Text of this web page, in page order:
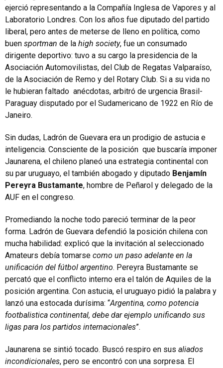
ejerció representando a la Compañía Inglesa de Vapores y al
Laboratorio Londres. Con los años fue diputado del partido
liberal, pero antes de meterse de lleno en política, como
buen sportman de la high society, fue un consumado
dirigente deportivo: tuvo a su cargo la presidencia de la
Asociación Automovilistas, del Club de Regatas Valparaíso,
de la Asociación de Remo y del Rotary Club. Si a su vida no
le hubieran faltado anécdotas, arbitró de urgencia Brasil-
Paraguay disputado por el Sudamericano de 1922 en Río de
Janeiro.
Sin dudas, Ladrón de Guevara era un prodigio de astucia e
inteligencia. Consciente de la posición que buscaría imponer
Jaunarena, el chileno planeó una estrategia continental con
su par uruguayo, el también abogado y diputado Benjamín
Pereyra Bustamante, hombre de Peñarol y delegado de la
AUF en el congreso.
Promediando la noche todo pareció terminar de la peor
forma. Ladrón de Guevara defendió la posición chilena con
mucha habilidad: explicó que la invitación al seleccionado
Amateurs debía tomarse como un paso adelante en la
unificación del fútbol argentino. Pereyra Bustamante se
percató que el conflicto interno era el talón de Aquiles de la
posición argentina. Con astucia, el uruguayo pidió la palabra y
lanzó una estocada durísima: “Argentina, como potencia
footbalistica continental, debe dar ejemplo unificando sus
ligas para los partidos internacionales”.
Jaunarena se sintió tocado. Buscó respiro en sus aliados
incondicionales, pero se encontró con una sorpresa. El